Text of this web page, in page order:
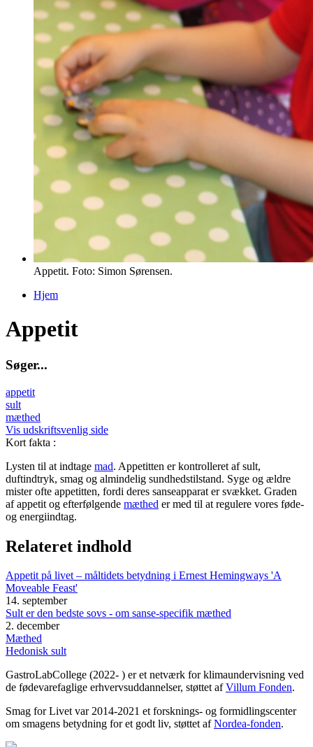
Appetit. Foto: Simon Sørensen.
Hjem
Appetit
Søger...
appetit
sult
mæthed
Vis udskriftsvenlig side
Kort fakta :
Lysten til at indtage mad. Appetitten er kontrolleret af sult,
duftindtryk, smag og almindelig sundhedstilstand. Syge og ældre
mister ofte appetitten, fordi deres sanseapparat er svækket. Graden
af appetit og efterfølgende mæthed er med til at regulere vores føde-
og energiindtag.
Relateret indhold
Appetit på livet – måltidets betydning i Ernest Hemingways 'A
Moveable Feast'
14. september
Sult er den bedste sovs - om sanse-specifik mæthed
2. december
Mæthed
Hedonisk sult
GastroLabCollege (2022- ) er et netværk for klimaundervisning ved
de fødevarefaglige erhvervsuddannelser, støttet afVillum Fonden.
Smag for Livet var 2014-2021 et forsknings- og formidlingscenter
om smagens betydning for et godt liv, støttet afNordea-fonden.